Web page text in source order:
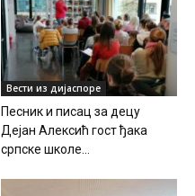
Вести из дијаспоре
Песник и писац за децу
Дејан Алексић гост ђака
српске школе...